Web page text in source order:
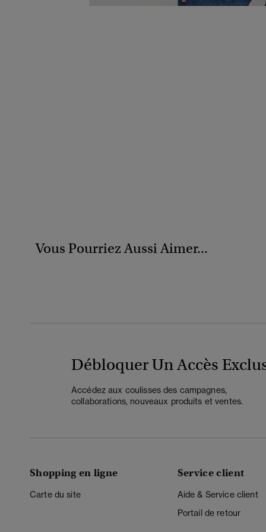
Vous Pourriez Aussi Aimer...
Débloquer Un Accès
Accédez aux coulisses des campagnes,
collaborations, nouveaux produits et ventes.
Shopping en ligne
Carte du site
Service client
Aide & Service client
Portail de retour